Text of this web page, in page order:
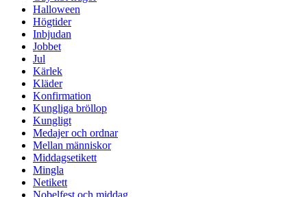
Halloween
Högtider
Inbjudan
Jobbet
Jul
Kärlek
Kläder
Konfirmation
Kungliga bröllop
Kungligt
Medajer och ordnar
Mellan människor
Middagsetikett
Mingla
Netikett
Nobelfest och middag